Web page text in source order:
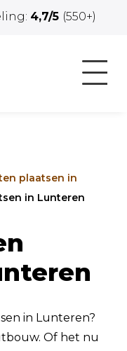
4,7/5 (550+)
plaatsen in
in Lunteren
in Lunteren?
Of het nu